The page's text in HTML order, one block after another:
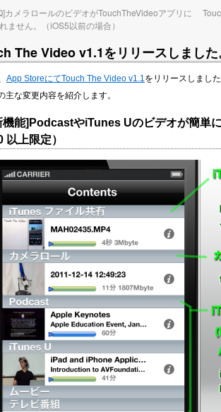
カメラロールのビデオがTouchTheVideoアプリに
ません。（iOS5以前の場合）
The Video v1.1をリリースしました
App StoreにてTouch The Video v1.1をリリースしました
主な変更内容を紹介します。
機能]PodcastやiTunes Uのビデオが簡単
以上限定）